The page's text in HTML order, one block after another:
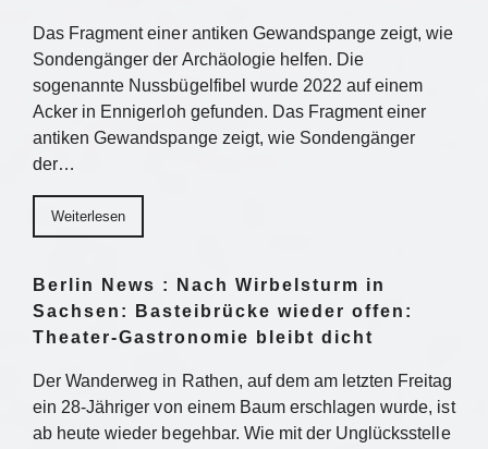
Das Fragment einer antiken Gewandspange zeigt, wie
Sondengänger der Archäologie helfen. Die
sogenannte Nussbügelfibel wurde 2022 auf einem
Acker in Ennigerloh gefunden. Das Fragment einer
antiken Gewandspange zeigt, wie Sondengänger
der…
Weiterlesen
Berlin News : Nach Wirbelsturm in
Sachsen: Basteibrücke wieder offen:
Theater-Gastronomie bleibt dicht
Der Wanderweg in Rathen, auf dem am letzten Freitag
ein 28-Jähriger von einem Baum erschlagen wurde, ist
ab heute wieder begehbar. Wie mit der Unglücksstelle